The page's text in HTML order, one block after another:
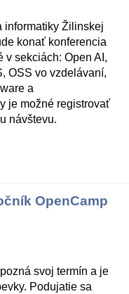
informatiky Žilinskej
konať konferencia
v sekciách: Open AI,
OSS vo vzdelávaní,
a
je možné registrovať
návštevu.
OpenCamp
svoj termín a je
Podujatie sa